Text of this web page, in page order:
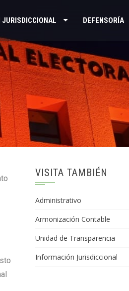
DEFENSORÍA
VISITA TAMBIÉN
Administrativo
Armonización Contable
Unidad de Transparencia
Información Jurisdiccional